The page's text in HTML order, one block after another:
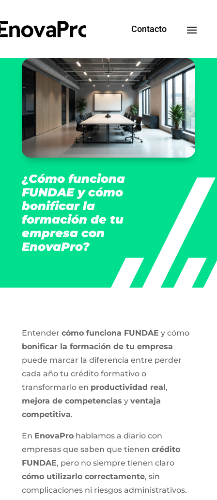
Contacto
¿Cómo funciona
FUNDAE y cómo
bonificar la
formación de tu
empresa con
EnovaPro?
Entender cómo funciona FUNDAE y cómo
bonificar la formación de tu empresa
puede marcar la diferencia entre perder
cada año tu crédito formativo o
transformarlo en productividad real,
mejora de competencias y ventaja
competitiva.
En EnovaProhablamos a diario con
empresas que saben que tienen crédito
FUNDAE, pero no siempre tienen claro
cómo utilizarlo correctamente, sin
complicaciones ni riesgos administrativos.